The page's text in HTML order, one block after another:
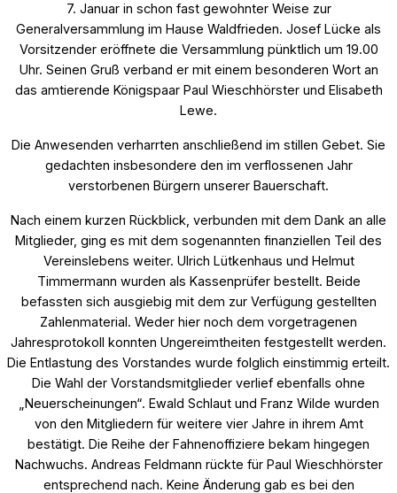
7. Januar in schon fast gewohnter Weise zur
Generalversammlung im Hause Waldfrieden. Josef Lücke als
Vorsitzender eröffnete die Versammlung pünktlich um 19.00
Uhr. Seinen Gruß verband er mit einem besonderen Wort an
das amtierende Königspaar Paul Wieschhörster und Elisabeth
Lewe.
Die Anwesenden verharrten anschließend im stillen Gebet. Sie
gedachten insbesondere den im verflossenen Jahr
verstorbenen Bürgern unserer Bauerschaft.
Nach einem kurzen Rückblick, verbunden mit dem Dank an alle
Mitglieder, ging es mit dem sogenannten finanziellen Teil des
Vereinslebens weiter. Ulrich Lütkenhaus und Helmut
Timmermann wurden als Kassenprüfer bestellt. Beide
befassten sich ausgiebig mit dem zur Verfügung gestellten
Zahlenmaterial. Weder hier noch dem vorgetragenen
Jahresprotokoll konnten Ungereimtheiten festgestellt werden.
Die Entlastung des Vorstandes wurde folglich einstimmig erteilt.
Die Wahl der Vorstandsmitglieder verlief ebenfalls ohne
„Neuerscheinungen“. Ewald Schlaut und Franz Wilde wurden
von den Mitgliedern für weitere vier Jahre in ihrem Amt
bestätigt. Die Reihe der Fahnenoffiziere bekam hingegen
Nachwuchs. Andreas Feldmann rückte für Paul Wieschhörster
entsprechend nach. Keine Änderung gab es bei den